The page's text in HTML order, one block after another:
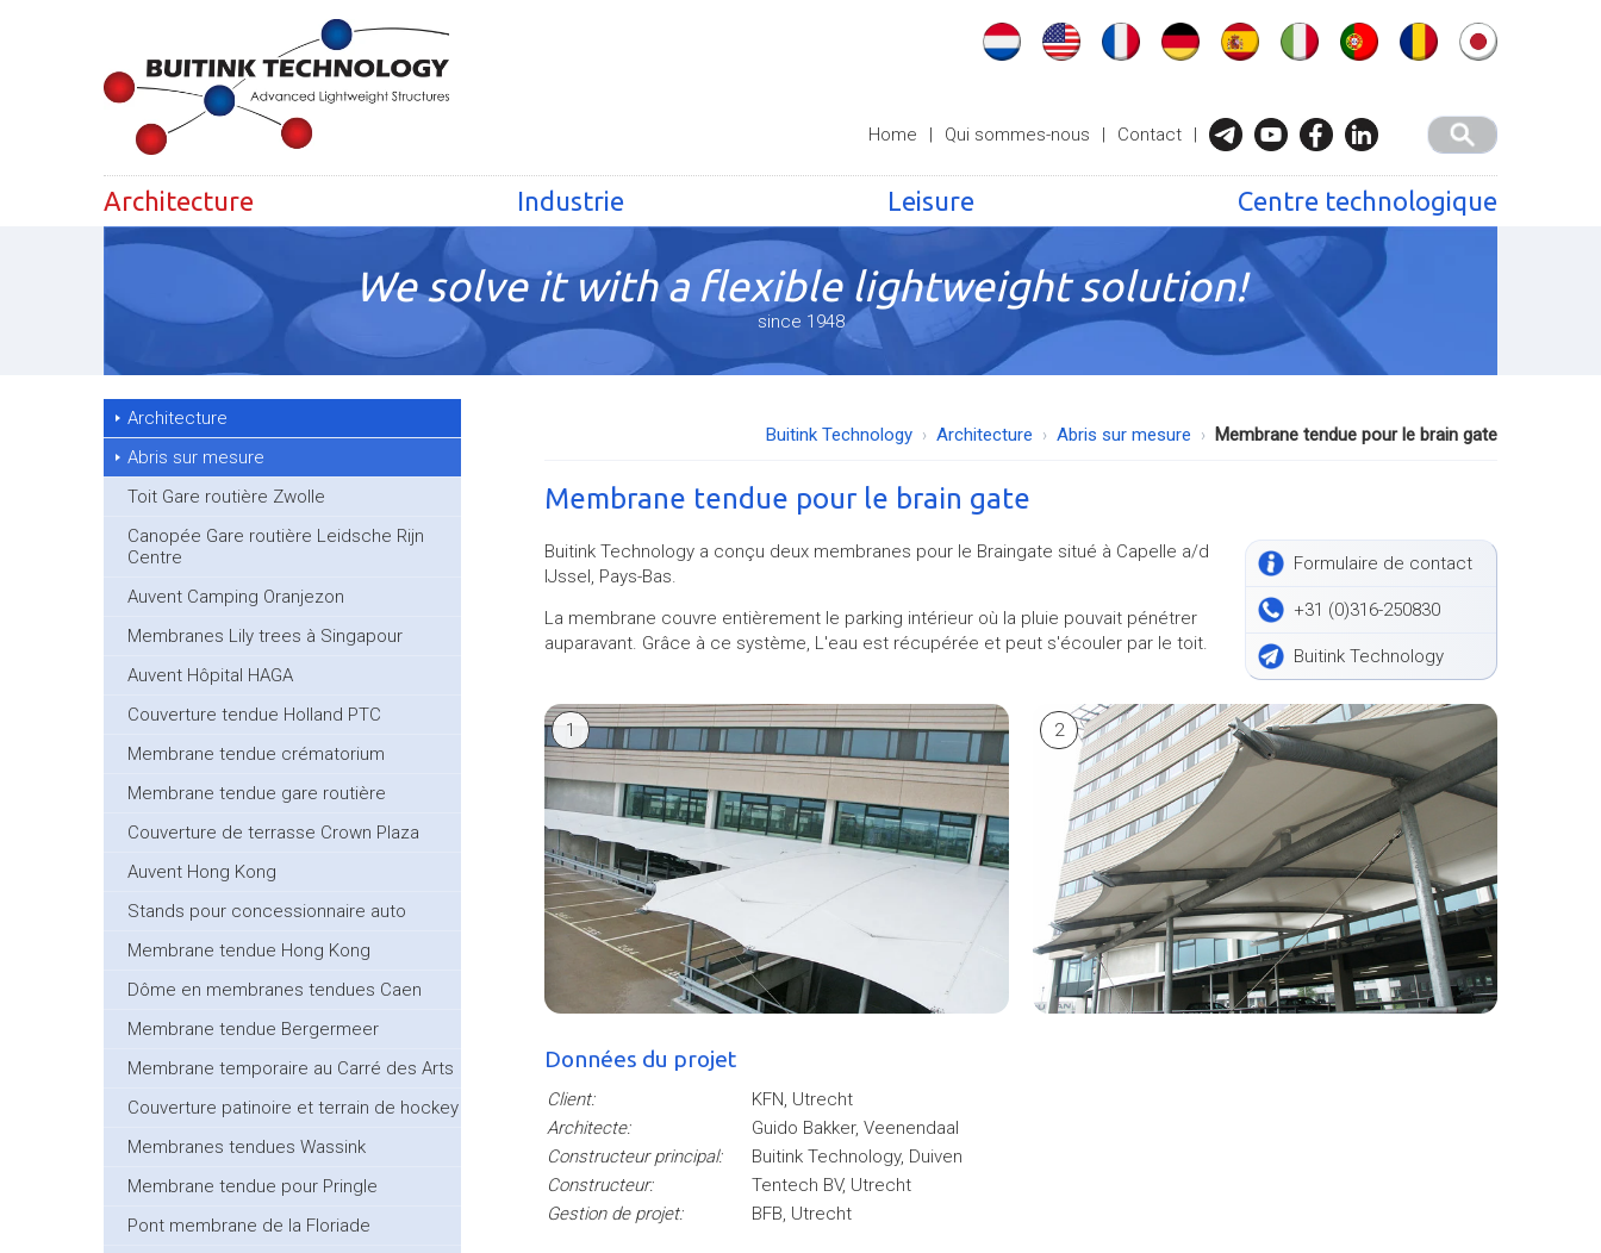
Home | Qui sommes-nous | Contact |
Architecture Industrie Leisure Centre technologique
We solve it with a flexible lightweight solution!
since 1948
Architecture
Abris sur mesure
Toit Gare routière Zwolle
Canopée Gare routière Leidsche Rijn
Centre
Auvent Camping Oranjezon
Membranes Lily trees à Singapour
Auvent Hôpital HAGA
Couverture tendue Holland PTC
Membrane tendue crématorium
Membrane tendue gare routière
Couverture de terrasse Crown Plaza
Auvent Hong Kong
Stands pour concessionnaire auto
Membrane tendue Hong Kong
Dôme en membranes tendues Caen
Membrane tendue Bergermeer
Membrane temporaire au Carré des Arts
Couverture patinoire et terrain de hockey
Membranes tendues Wassink
Membrane tendue pour Pringle
Pont membrane de la Floriade
Buitink Technology Architecture Abris sur mesure Membrane tendue pour le brain gate
Membrane tendue pour le brain gate
Formulaire de contact
+31 (0)316-250830
Buitink Technology
Buitink Technology a conçu deux membranes pour le Braingate situé à Capelle a/d
IJssel, Pays-Bas.
La membrane couvre entièrement le parking intérieur où la pluie pouvait pénétrer
auparavant. Grâce à ce système, L'eau est récupérée et peut s'écouler par le toit.
1 2
Données du projet
Client:
KFN, Utrecht
Architecte:
Guido Bakker, Veenendaal
Constructeur principal:
Buitink Technology, Duiven
Constructeur:
Tentech BV, Utrecht
Gestion de projet:
BFB, Utrecht